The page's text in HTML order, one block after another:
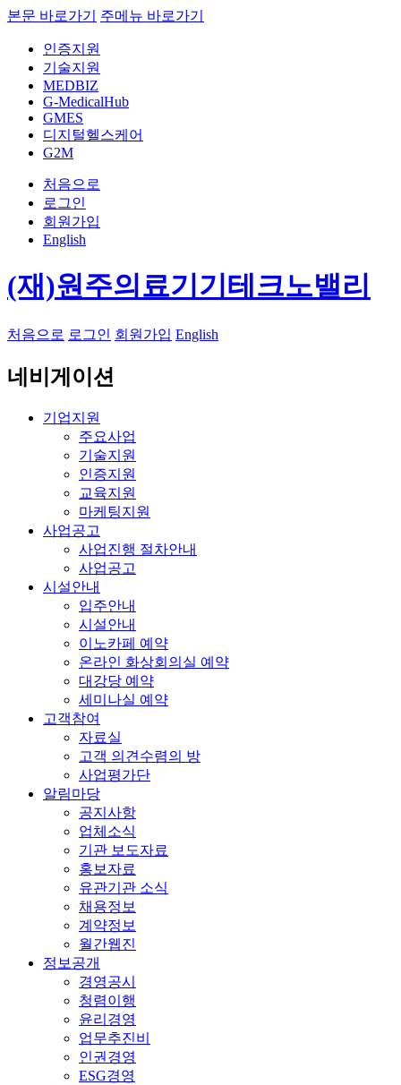
본문 바로가기 주메뉴 바로가기
인증지원
기술지원
MEDBIZ
G-MedicalHub
GMES
디지털헬스케어
G2M
처음으로
로그인
회원가입
English
(재)원주의료기기테크노밸리
처음으로 로그인 회원가입 English
네비게이션
기업지원
주요사업
기술지원
인증지원
교육지원
마케팅지원
사업공고
사업진행 절차안내
사업공고
시설안내
입주안내
시설안내
이노카페 예약
온라인 화상회의실 예약
대강당 예약
세미나실 예약
고객참여
자료실
고객 의견수렴의 방
사업평가단
알림마당
공지사항
업체소식
기관 보도자료
홍보자료
유관기관 소식
채용정보
계약정보
월간웹진
정보공개
경영공시
청렴이행
윤리경영
업무추진비
인권경영
ESG경영